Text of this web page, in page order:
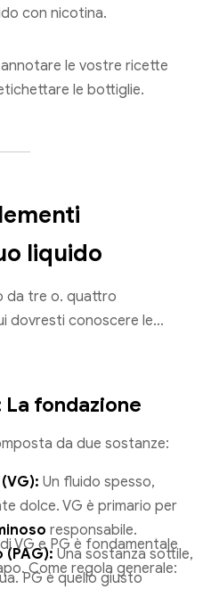
con nicotina.
annotare le vostre ricette
le bottiglie.
liquido
da tre o. quattro
dovresti conoscere le
La fondazione
da due sostanze:
Un fluido spesso,
dolce. VG è primario per
responsabile.
Una sostanza sottile,
PG è quello giusto
VG e PG è fondamentale
Come regola generale: